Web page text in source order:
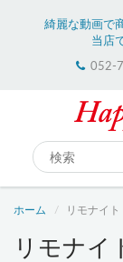
綺麗な動画で
当店
052-
ホーム リモナイト
リモナイ